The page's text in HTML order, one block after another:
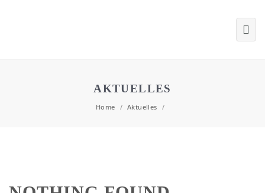
AKTUELLES
Home / Aktuelles /